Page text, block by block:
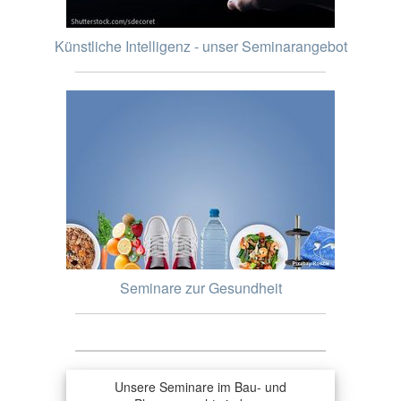
Künstliche Intelligenz - unser Seminarangebot
Seminare zur Gesundheit
Unsere Seminare im Bau- und